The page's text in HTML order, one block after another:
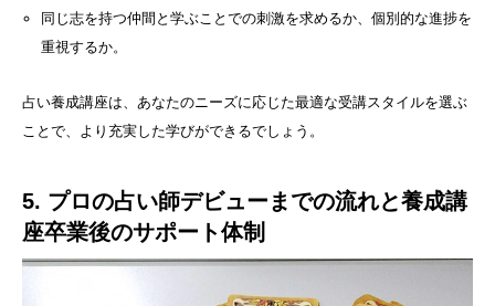
同じ志を持つ仲間と学ぶことでの刺激を求めるか、個別的な進捗を
重視するか。
占い養成講座は、あなたのニーズに応じた最適な受講スタイルを選ぶ
ことで、より充実した学びができるでしょう。
5. プロの占い師デビューまでの流れと養成講
座卒業後のサポート体制